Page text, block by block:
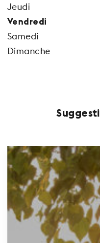
Jeudi
Vendredi
Samedi
Dimanche